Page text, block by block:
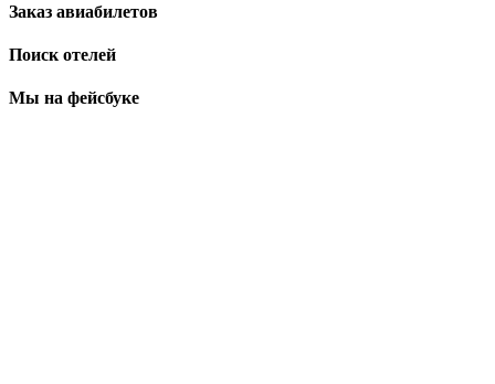
Заказ авиабилетов
Поиск отелей
Мы на фейсбуке